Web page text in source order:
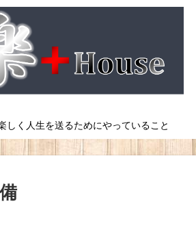
しく人生を送るためにやっていること